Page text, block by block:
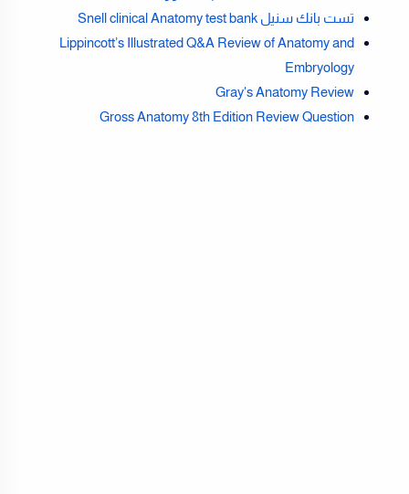
تست بانك سنيل Snell clinical Anatomy test bank
Lippincott’s Illustrated Q&A Review of Anatomy and
Embryology
Gray's Anatomy Review
Gross Anatomy 8th Edition Review Question